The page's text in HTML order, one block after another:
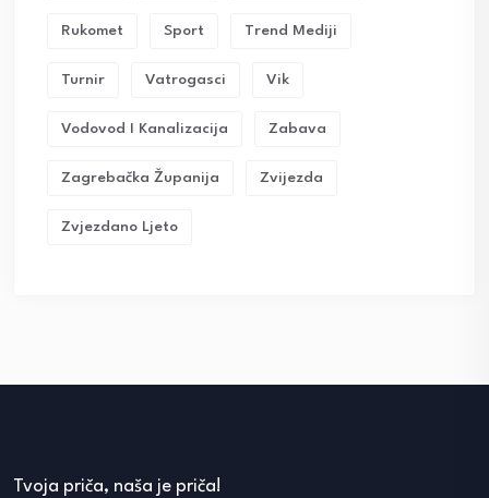
Rukomet Sport Trend Mediji
Turnir Vatrogasci Vik
Vodovod I Kanalizacija Zabava
Zagrebačka Županija Zvijezda
Zvjezdano Ljeto
Tvoja priča, naša je priča!